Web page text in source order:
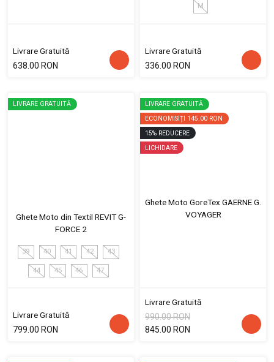
Livrare Gratuită
638.00 RON
M
Livrare Gratuită
336.00 RON
LIVRARE GRATUITĂ
Ghete Moto din Textil REVIT G-
FORCE 2
39 40 41 42 43
44 45 46 47
Livrare Gratuită
799.00 RON
LIVRARE GRATUITĂ
ECONOMISIȚI 145.00 RON
15% REDUCERE
LICHIDARE
Ghete Moto GoreTex GAERNE G.
VOYAGER
Livrare Gratuită
990.00 RON
845.00 RON